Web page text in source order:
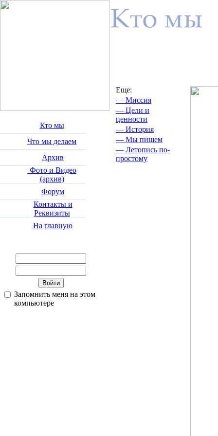
Кто мы
Что мы делаем
Архив
Фото и Видео
(архив)
Форум
Контакты и
Реквизиты
На главную
Запомнить меня на этом
компьютере
Еще:
— Миссия
— Цели и
ценности
— История
— Мы пишем
— Летопись по-
простому